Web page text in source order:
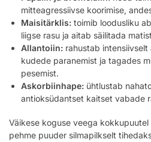
mitteagressiivse koorimise,
Maisitärklis: toimib loodusliku
liigse rasu ja aitab säilitada
Allantoiin: rahustab
kudede paranemist ja tagades
pesemist.
Askorbiinhape: ühtlustab
antioksüdantset kaitset vabade
Väikese koguse veega
pehme puuder silmapilkselt